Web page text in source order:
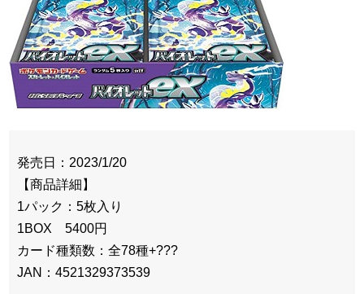
発売日：2023/1/20
【商品詳細】
1パック：5枚入り
1BOX 5400円
カード種類数：全78種+???
JAN：4521329373539